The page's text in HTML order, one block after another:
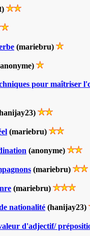
(mariebru)
pour maîtriser
(mariebru)
(anonyme)
(mariebru)
(mariebru)
nationalité (hanijay23)
d'adjectif/